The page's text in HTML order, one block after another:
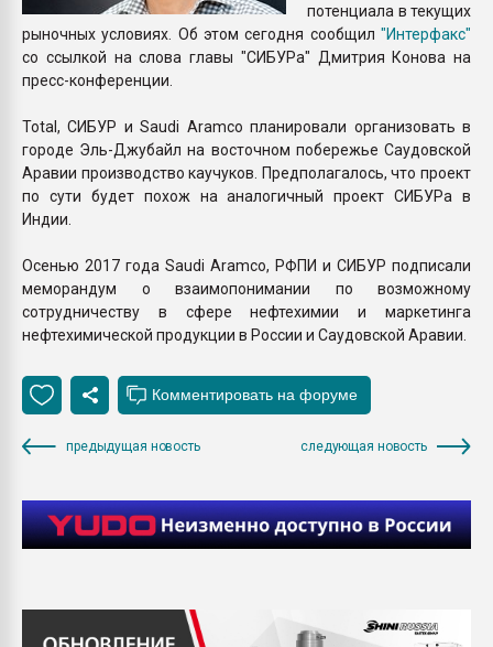
потенциала в текущих
рыночных условиях. Об этом сегодня сообщил "Интерфакс"
со ссылкой на слова главы "СИБУРа" Дмитрия Конова на
пресс-конференции.
Total, СИБУР и Saudi Aramco планировали организовать в
городе Эль-Джубайл на восточном побережье Саудовской
Аравии производство каучуков. Предполагалось, что проект
по сути будет похож на аналогичный проект СИБУРа в
Индии.
Осенью 2017 года Saudi Aramco, РФПИ и СИБУР подписали
меморандум о взаимопонимании по возможному
сотрудничеству в сфере нефтехимии и маркетинга
нефтехимической продукции в России и Саудовской Аравии.
предыдущая новость следующая новость